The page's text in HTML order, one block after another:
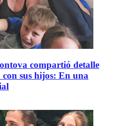
compartió detalle
sus hijos: En una